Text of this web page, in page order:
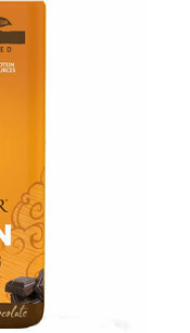
ET INTENSITÉ
caramel pour un
avant le
pic de glycémie,
et un allié parfait
d’un vrai café
Protéiné